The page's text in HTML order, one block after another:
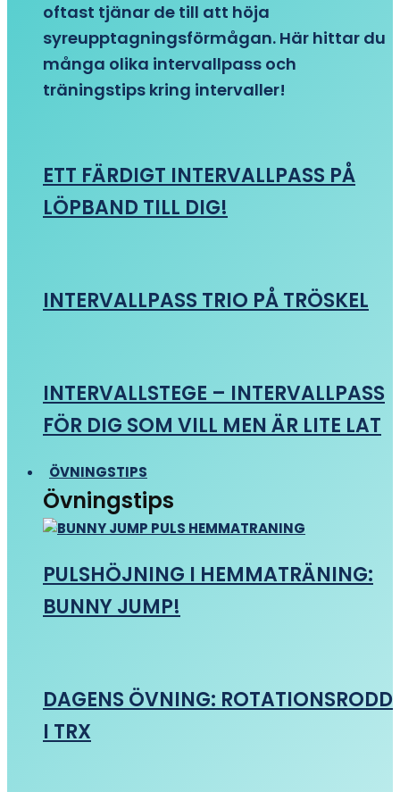
oftast tjänar de till att höja
syreupptagningsförmågan. Här hittar du
många olika intervallpass och
träningstips kring intervaller!
ETT FÄRDIGT INTERVALLPASS PÅ
LÖPBAND TILL DIG!
INTERVALLPASS TRIO PÅ TRÖSKEL
INTERVALLSTEGE – INTERVALLPASS
FÖR DIG SOM VILL MEN ÄR LITE LAT
ÖVNINGSTIPS
Övningstips
PULSHÖJNING I HEMMATRÄNING:
BUNNY JUMP!
DAGENS ÖVNING: ROTATIONSRODD
I TRX